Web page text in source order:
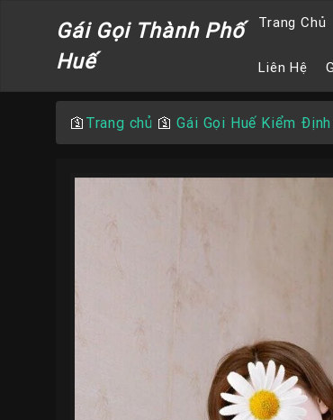
Gái Gọi Thành Phố
Huế
Trang Chủ
Liên Hệ
🛐 Trang chủ 🛐Gái Gọi Huế Kiểm Định